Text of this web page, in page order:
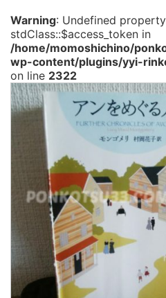
Warning: Undefined
stdClass::$access_token in
/home/momoshichino/
wp-content/plugins/yyi-
on line 2322